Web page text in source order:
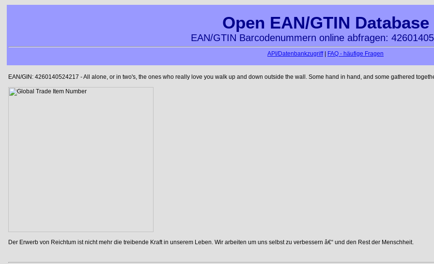
Open EAN/GTIN Database
EAN/GTIN Barcodenummern online abfragen:
API/Datenbankzugriff| FAQ - häufige Fragen
EAN/GIN: 4260140524217 - All alone, or in two's, the ones who really love you walk up and down outside the wall. Some hand in hand, and some gathered
Der Erwerb von Reichtum ist nicht mehr die treibende Kraft in unserem Leben. Wir arbeiten um uns selbst zu verbessern â€“ und den Rest der Menschheit.